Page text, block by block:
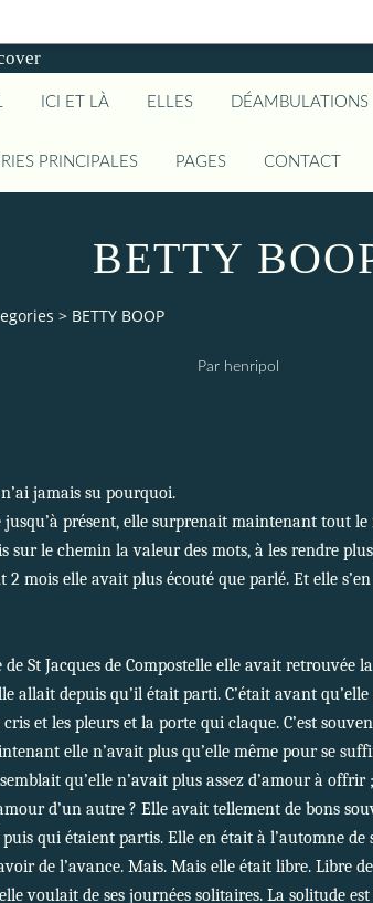
ICI ET LÀ ELLES DÉAMBULATIONS
PRINCIPALES PAGES CONTACT
BETTY
> BETTY BOOP
Par henripol
jamais su pourquoi.
présent, elle surprenait maintenant tout le
sur le chemin la valeur des mots, à les rendre
2 mois elle avait plus écouté que parlé. Et elle
St Jacques de Compostelle elle avait retrouvée
allait depuis qu’il était parti. C’était avant
et les pleurs et la porte qui claque. C’est
elle n’avait plus qu’elle même pour se
qu’elle n’avait plus assez d’amour à offrir
d’un autre ? Elle avait tellement de bons
qui étaient partis. Elle en était à l’automne de
de l’avance. Mais. Mais elle était libre. Libre
voulait de ses journées solitaires. La solitude